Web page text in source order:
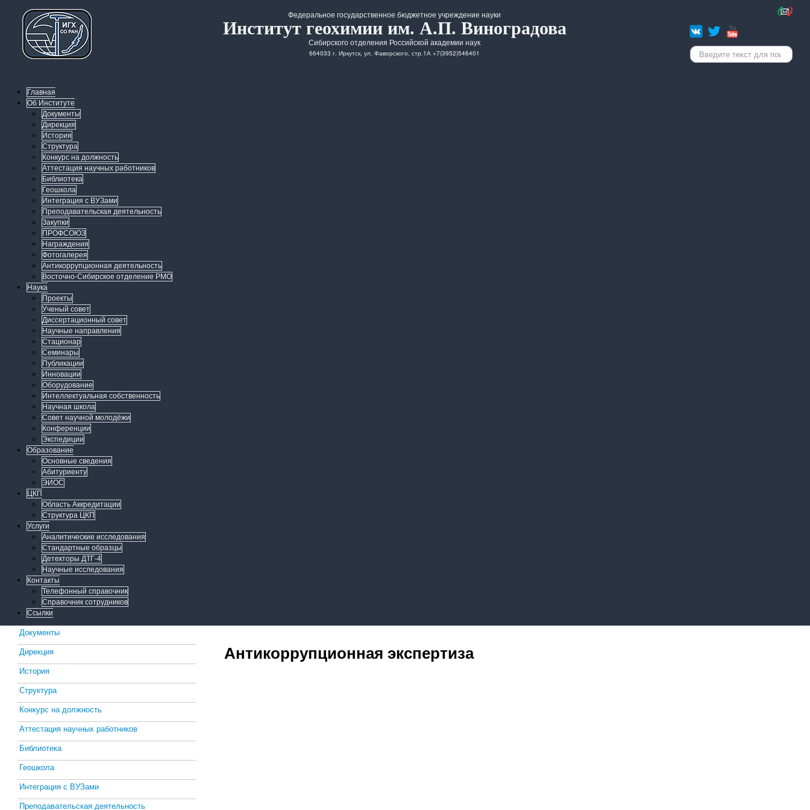
Федеральное государственное бюджетное учреждение науки
Институт геохимии им. А.П. Виноградова
Сибирского отделения Российской академии наук
664033 г. Иркутск, ул. Фаворского, стр.1А +7(3952)546401 Искать...
Главная
Об Институте
Документы
Дирекция
История
Структура
Конкурс на должность
Аттестация научных работников
Библиотека
Геошкола
Интеграция с ВУЗами
Преподавательская деятельность
Закупки
ПРОФСОЮЗ
Награждения
Фотогалерея
Антикоррупционная деятельность
Восточно-Сибирское отделение РМО
Наука
Проекты
Ученый совет
Диссертационный совет
Научные направления
Стационар
Семинары
Публикации
Инновации
Оборудование
Интеллектуальная собственность
Научная школа
Совет научной молодёжи
Конференции
Экспедиции
Образование
Основные сведения
Абитуриенту
ЭИОС
ЦКП
Область Аккредитации
Структура ЦКП
Услуги
Аналитические исследования
Стандартные образцы
Детекторы ДТГ-4
Научные исследования
Контакты
Телефонный справочник
Справочник сотрудников
Ссылки
Документы
Дирекция
История
Структура
Конкурс на должность
Аттестация научных работников
Библиотека
Геошкола
Интеграция с ВУЗами
Преподавательская деятельность
Антикоррупционная экспертиза